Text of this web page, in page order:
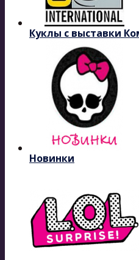
Куклы с выставки
Новинки